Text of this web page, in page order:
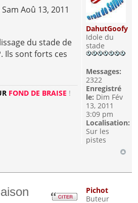
Sam Aoû 13, 2011
du stade de
Ils sont forts ces
FOND DE BRAISE !
DahutGoofy
Idole du
stade
Messages:
2322
Enregistré
le: Dim Fév
13, 2011
3:09 pm
Localisation:
Sur les
pistes
Pichot
Buteur